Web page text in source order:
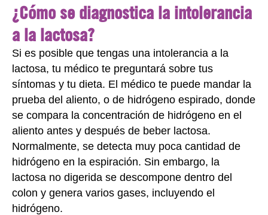
¿Cómo se diagnostica la intolerancia
a la lactosa?
Si es posible que tengas una intolerancia a la
lactosa, tu médico te preguntará sobre tus
síntomas y tu dieta. El médico te puede mandar la
prueba del aliento, o de hidrógeno espirado, donde
se compara la concentración de hidrógeno en el
aliento antes y después de beber lactosa.
Normalmente, se detecta muy poca cantidad de
hidrógeno en la espiración. Sin embargo, la
lactosa no digerida se descompone dentro del
colon y genera varios gases, incluyendo el
hidrógeno.